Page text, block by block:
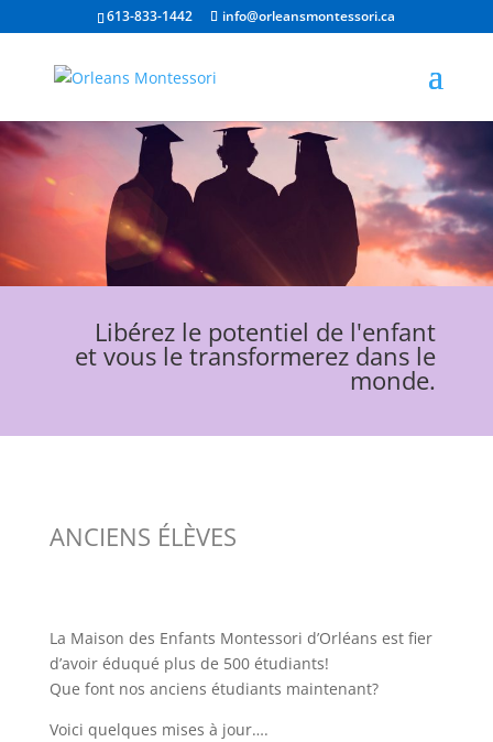
613-833-1442 info@orleansmontessori.ca
Libérez le potentiel de l'enfant
et vous le transformerez dans le
monde.
ANCIENS ÉLÈVES
La Maison des Enfants Montessori d’Orléans est fier
d’avoir éduqué plus de 500 étudiants!
Que font nos anciens étudiants maintenant?
Voici quelques mises à jour….